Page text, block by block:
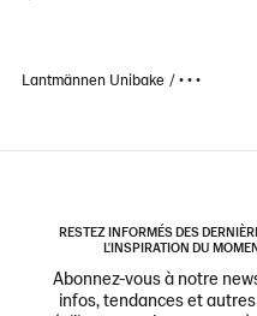
Lantmännen Unibake • • •
RESTEZ INFORMÉS DES
L'INSPIRATION DU
Abonnez-vous à notre
infos, tendances et